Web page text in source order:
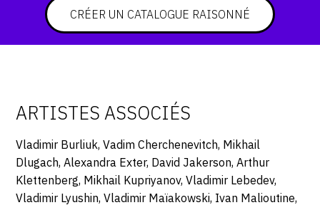
CRÉER UN CATALOGUE RAISONNÉ
ARTISTES ASSOCIÉS
Vladimir Burliuk, Vadim Cherchenevitch, Mikhail
Dlugach, Alexandra Exter, David Jakerson, Arthur
Klettenberg, Mikhail Kupriyanov, Vladimir Lebedev,
Vladimir Lyushin, Vladimir Maïakowski, Ivan Malioutine,